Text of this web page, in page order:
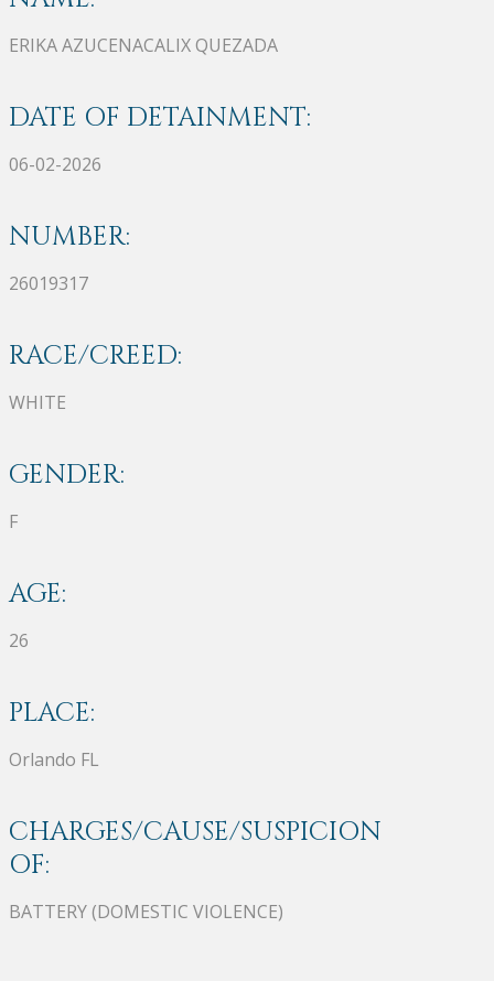
ERIKA AZUCENACALIX QUEZADA
DATE OF DETAINMENT:
06-02-2026
NUMBER:
26019317
RACE/CREED:
WHITE
GENDER:
F
AGE:
26
PLACE:
Orlando FL
CHARGES/CAUSE/SUSPICION
OF:
BATTERY (DOMESTIC VIOLENCE)